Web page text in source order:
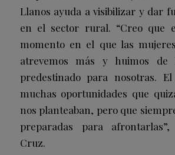
Llanos ayuda a visibilizar y dar
en el sector rural. “Creo que
momento en el que las
atrevemos más y huimos de
predestinado para nosotras.
muchas oportunidades que
nos planteaban, pero que
preparadas para
Cruz.